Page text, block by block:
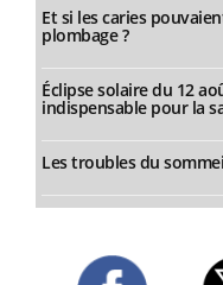
Et si les caries
plombage ?
Éclipse solaire du 12
indispensable pour la
Les troubles du